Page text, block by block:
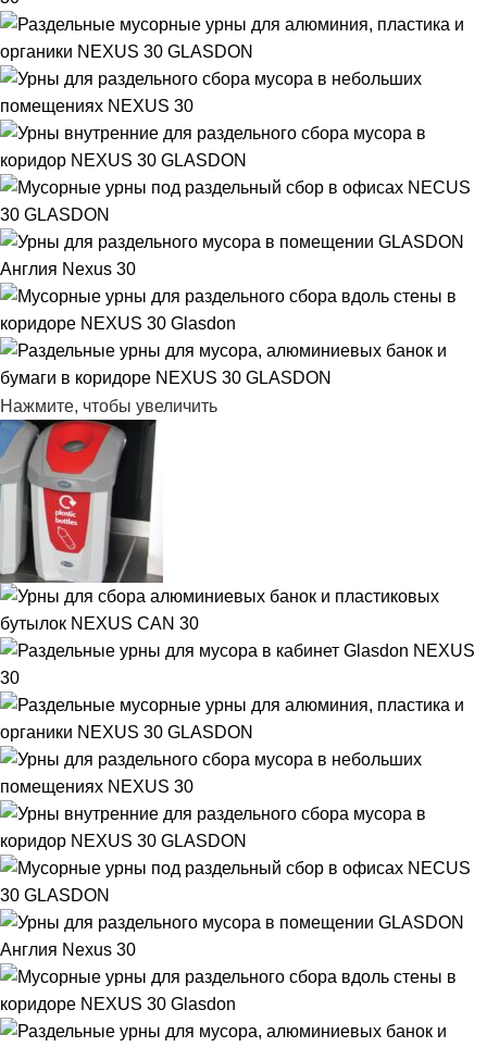
Нажмите, чтобы увеличить